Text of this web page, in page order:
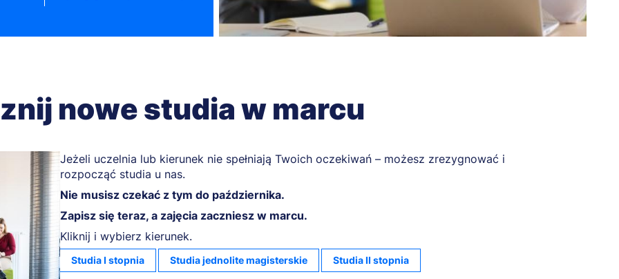
nowe studia w marcu
Jeżeli uczelnia lub kierunek nie spełniają Twoich oczekiwań – możesz zrezygnować i
rozpocząć studia u nas.
Nie musisz czekać z tym do października.
Zapisz się teraz, a zajęcia zaczniesz w marcu.
Kliknij i wybierz kierunek.
Studia I stopnia Studia jednolite magisterskie Studia II stopnia